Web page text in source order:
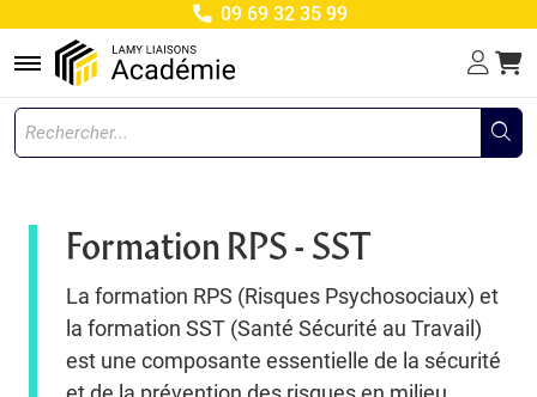
09 69 32 35 99
Menu
Formation RPS - SST
La formation RPS (Risques Psychosociaux) et
la formation SST (Santé Sécurité au Travail)
est une composante essentielle de la sécurité